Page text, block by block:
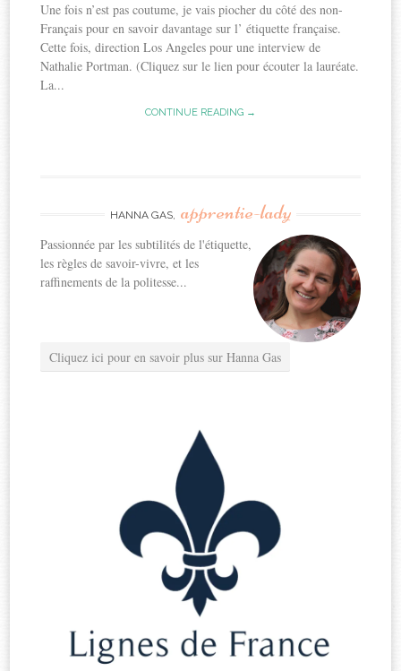
Une fois n’est pas coutume, je vais piocher du côté des non-
Français pour en savoir davantage sur l’ étiquette française.
Cette fois, direction Los Angeles pour une interview de
Nathalie Portman. (Cliquez sur le lien pour écouter la lauréate.
La...
CONTINUE READING →
HANNA GAS, apprentie-lady
Passionnée par les subtilités de l'étiquette,
les règles de savoir-vivre, et les
raffinements de la politesse...
Cliquez ici pour en savoir plus sur Hanna Gas